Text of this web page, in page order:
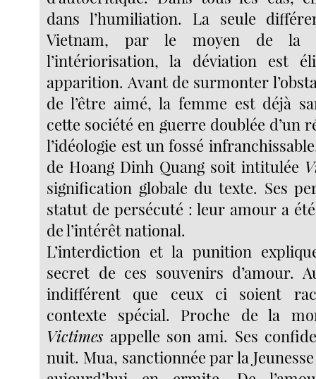
dans l’humiliation. La seule
Vietnam, par le moyen de
l’intériorisation, la déviation est
apparition. Avant de surmonter
de l’être aimé, la femme est déjà
cette société en guerre doublée d’un
l’idéologie est un fossé
de Hoang Dinh Quang soit intitulée
signification globale du texte. Ses
statut de persécuté : leur amour a
de l’intérêt national.
L’interdiction et la punition
secret de ces souvenirs d’amour.
indifférent que ceux ci soient
contexte spécial. Proche de la
Victimes appelle son ami. Ses
nuit. Mua, sanctionnée par la